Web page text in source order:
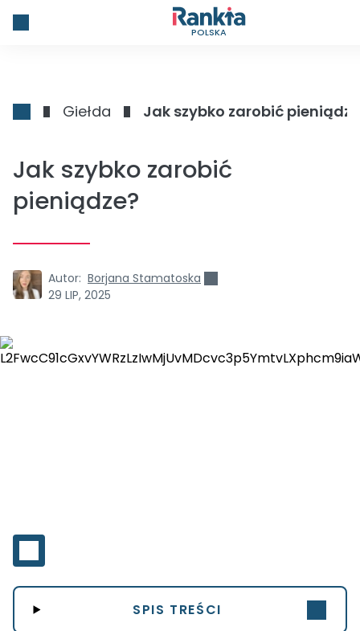
POLSKA
Giełda Jak szybko zarobić
Jak szybko zarobić
pieniądze?
Autor: Borjana Stamatoska
29 LIP, 2025
SPIS TREŚCI